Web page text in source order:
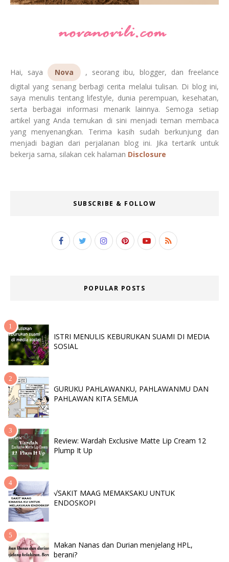
Hai, saya Nova
, seorang ibu, blogger, dan freelance
digital yang senang berbagi cerita melalui tulisan. Di blog ini,
saya menulis tentang lifestyle, dunia perempuan, kesehatan,
serta berbagai informasi menarik lainnya. Semoga setiap
artikel yang Anda temukan di sini menjadi teman membaca
yang menyenangkan. Terima kasih sudah berkunjung dan
menjadi bagian dari perjalanan blog ini. Jika tertarik untuk
bekerja sama, silakan cek halaman Disclosure
SUBSCRIBE & FOLLOW
POPULAR POSTS
ISTRI MENULIS KEBURUKAN SUAMI DI MEDIA
SOSIAL
GURUKU PAHLAWANKU, PAHLAWANMU DAN
PAHLAWAN KITA SEMUA
Review: Wardah Exclusive Matte Lip Cream 12
Plump It Up
√SAKIT MAAG MEMAKSAKU UNTUK
ENDOSKOPI
Makan Nanas dan Durian menjelang HPL,
berani?